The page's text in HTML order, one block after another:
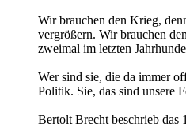
Wir brauchen den Krieg,
vergrößern. Wir brauchen
zweimal im letzten
Wer sind sie, die da immer
Politik. Sie, das sind unsere
Bertolt Brecht beschrieb